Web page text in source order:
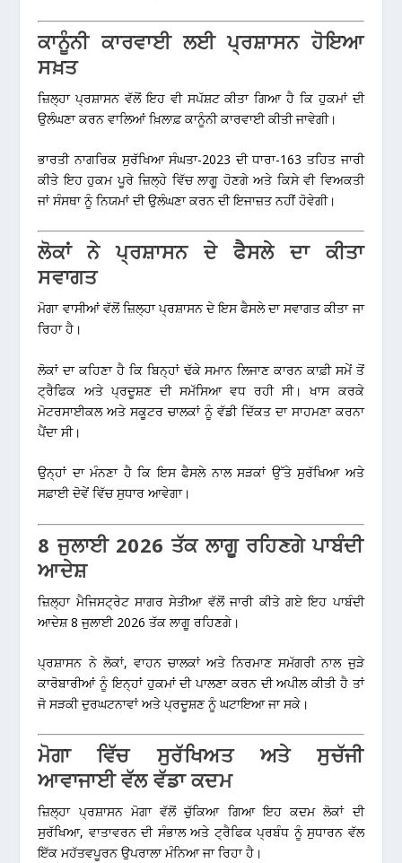
ਕਾਨੂੰਨੀ ਕਾਰਵਾਈ ਲਈ ਪ੍ਰਸ਼ਾਸਨ ਹੋਇਆ
ਸਖ਼ਤ
ਜ਼ਿਲ੍ਹਾ ਪ੍ਰਸ਼ਾਸਨ ਵੱਲੋਂ ਇਹ ਵੀ ਸਪੱਸ਼ਟ ਕੀਤਾ ਗਿਆ ਹੈ ਕਿ ਹੁਕਮਾਂ ਦੀ
ਉਲੰਘਣਾ ਕਰਨ ਵਾਲਿਆਂ ਖ਼ਿਲਾਫ਼ ਕਾਨੂੰਨੀ ਕਾਰਵਾਈ ਕੀਤੀ ਜਾਵੇਗੀ।
ਭਾਰਤੀ ਨਾਗਰਿਕ ਸੁਰੱਖਿਆ ਸੰਘਤਾ-2023 ਦੀ ਧਾਰਾ-163 ਤਹਿਤ ਜਾਰੀ
ਕੀਤੇ ਇਹ ਹੁਕਮ ਪੂਰੇ ਜ਼ਿਲ੍ਹੇ ਵਿੱਚ ਲਾਗੂ ਹੋਣਗੇ ਅਤੇ ਕਿਸੇ ਵੀ ਵਿਅਕਤੀ
ਜਾਂ ਸੰਸਥਾ ਨੂੰ ਨਿਯਮਾਂ ਦੀ ਉਲੰਘਣਾ ਕਰਨ ਦੀ ਇਜਾਜ਼ਤ ਨਹੀਂ ਹੋਵੇਗੀ।
ਲੋਕਾਂ ਨੇ ਪ੍ਰਸ਼ਾਸਨ ਦੇ ਫੈਸਲੇ ਦਾ ਕੀਤਾ
ਸਵਾਗਤ
ਮੋਗਾ ਵਾਸੀਆਂ ਵੱਲੋਂ ਜ਼ਿਲ੍ਹਾ ਪ੍ਰਸ਼ਾਸਨ ਦੇ ਇਸ ਫੈਸਲੇ ਦਾ ਸਵਾਗਤ ਕੀਤਾ ਜਾ
ਰਿਹਾ ਹੈ।
ਲੋਕਾਂ ਦਾ ਕਹਿਣਾ ਹੈ ਕਿ ਬਿਨ੍ਹਾਂ ਢੱਕੇ ਸਮਾਨ ਲਿਜਾਣ ਕਾਰਨ ਕਾਫ਼ੀ ਸਮੇਂ ਤੋਂ
ਟ੍ਰੈਫਿਕ ਅਤੇ ਪ੍ਰਦੂਸ਼ਣ ਦੀ ਸਮੱਸਿਆ ਵਧ ਰਹੀ ਸੀ। ਖਾਸ ਕਰਕੇ
ਮੋਟਰਸਾਈਕਲ ਅਤੇ ਸਕੂਟਰ ਚਾਲਕਾਂ ਨੂੰ ਵੱਡੀ ਦਿੱਕਤ ਦਾ ਸਾਹਮਣਾ ਕਰਨਾ
ਪੈਂਦਾ ਸੀ।
ਉਨ੍ਹਾਂ ਦਾ ਮੰਨਣਾ ਹੈ ਕਿ ਇਸ ਫੈਸਲੇ ਨਾਲ ਸੜਕਾਂ ਉੱਤੇ ਸੁਰੱਖਿਆ ਅਤੇ
ਸਫ਼ਾਈ ਦੋਵੇਂ ਵਿੱਚ ਸੁਧਾਰ ਆਵੇਗਾ।
8 ਜੁਲਾਈ 2026 ਤੱਕ ਲਾਗੂ ਰਹਿਣਗੇ ਪਾਬੰਦੀ
ਆਦੇਸ਼
ਜ਼ਿਲ੍ਹਾ ਮੈਜਿਸਟ੍ਰੇਟ ਸਾਗਰ ਸੇਤੀਆ ਵੱਲੋਂ ਜਾਰੀ ਕੀਤੇ ਗਏ ਇਹ ਪਾਬੰਦੀ
ਆਦੇਸ਼ 8 ਜੁਲਾਈ 2026 ਤੱਕ ਲਾਗੂ ਰਹਿਣਗੇ।
ਪ੍ਰਸ਼ਾਸਨ ਨੇ ਲੋਕਾਂ, ਵਾਹਨ ਚਾਲਕਾਂ ਅਤੇ ਨਿਰਮਾਣ ਸਮੱਗਰੀ ਨਾਲ ਜੁੜੇ
ਕਾਰੋਬਾਰੀਆਂ ਨੂੰ ਇਨ੍ਹਾਂ ਹੁਕਮਾਂ ਦੀ ਪਾਲਣਾ ਕਰਨ ਦੀ ਅਪੀਲ ਕੀਤੀ ਹੈ ਤਾਂ
ਜੋ ਸੜਕੀ ਦੁਰਘਟਨਾਵਾਂ ਅਤੇ ਪ੍ਰਦੂਸ਼ਣ ਨੂੰ ਘਟਾਇਆ ਜਾ ਸਕੇ।
ਮੋਗਾ ਵਿੱਚ ਸੁਰੱਖਿਅਤ ਅਤੇ ਸੁਚੱਜੀ
ਆਵਾਜਾਈ ਵੱਲ ਵੱਡਾ ਕਦਮ
ਜ਼ਿਲ੍ਹਾ ਪ੍ਰਸ਼ਾਸਨ ਮੋਗਾ ਵੱਲੋਂ ਚੁੱਕਿਆ ਗਿਆ ਇਹ ਕਦਮ ਲੋਕਾਂ ਦੀ
ਸੁਰੱਖਿਆ, ਵਾਤਾਵਰਨ ਦੀ ਸੰਭਾਲ ਅਤੇ ਟ੍ਰੈਫਿਕ ਪ੍ਰਬੰਧ ਨੂੰ ਸੁਧਾਰਨ ਵੱਲ
ਇੱਕ ਮਹੱਤਵਪੂਰਨ ਉਪਰਾਲਾ ਮੰਨਿਆ ਜਾ ਰਿਹਾ ਹੈ।